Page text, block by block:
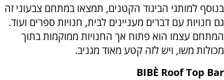
בנוסף למותגי הביגוד הקטנים, תמצאו במתחם צבעוני זה
גם חנויות עם דברים מעניינים לבית, חנויות ספרים ועוד.
המתחם עצמו הוא פתוח אך החנויות ממוקמות בתוך
מכולות משו, ויש לזה קטע מאוד מגניב.
BIBÈ Roof Top Bar